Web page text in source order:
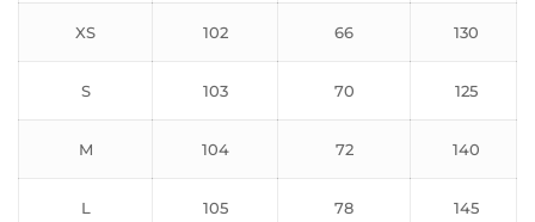
XS 102 66 130
S 103 70 125
M 104 72 140
L 105 78 145